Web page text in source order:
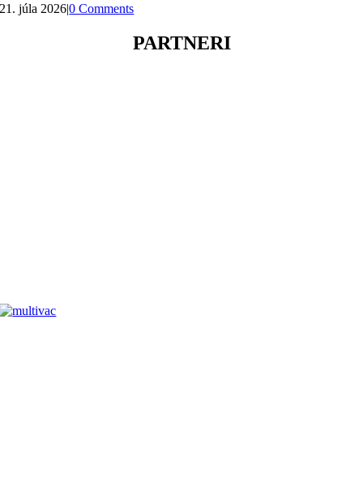
21. júla 2026|0 Comments
PARTNERI